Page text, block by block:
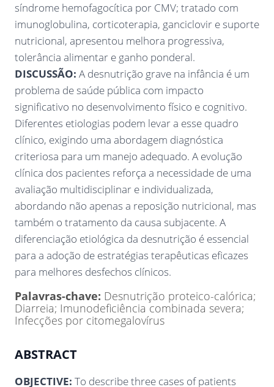
síndrome hemofagocítica por CMV; tratado com
imunoglobulina, corticoterapia, ganciclovir e suporte
nutricional, apresentou melhora progressiva,
tolerância alimentar e ganho ponderal.
DISCUSSÃO: A desnutrição grave na infância é um
problema de saúde pública com impacto
significativo no desenvolvimento físico e cognitivo.
Diferentes etiologias podem levar a esse quadro
clínico, exigindo uma abordagem diagnóstica
criteriosa para um manejo adequado. A evolução
clínica dos pacientes reforça a necessidade de uma
avaliação multidisciplinar e individualizada,
abordando não apenas a reposição nutricional, mas
também o tratamento da causa subjacente. A
diferenciação etiológica da desnutrição é essencial
para a adoção de estratégias terapêuticas eficazes
para melhores desfechos clínicos.
Palavras-chave: Desnutrição proteico-calórica;
Diarreia; Imunodeficiência combinada severa;
Infecções por citomegalovírus
ABSTRACT
OBJECTIVE: To describe three cases of patients